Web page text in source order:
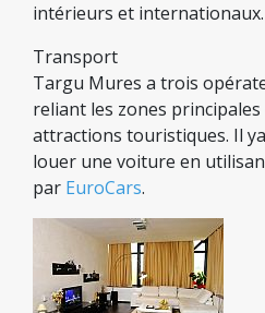
intérieurs et internationaux.
Transport
Targu Mures a trois
reliant les zones principales
attractions touristiques. Il
louer une voiture en
par EuroCars.